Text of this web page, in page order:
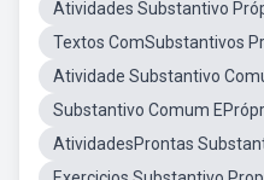
Atividades Substantivo
Textos ComSubstantivos
Atividade Substantivo
Substantivo Comum
AtividadesProntas